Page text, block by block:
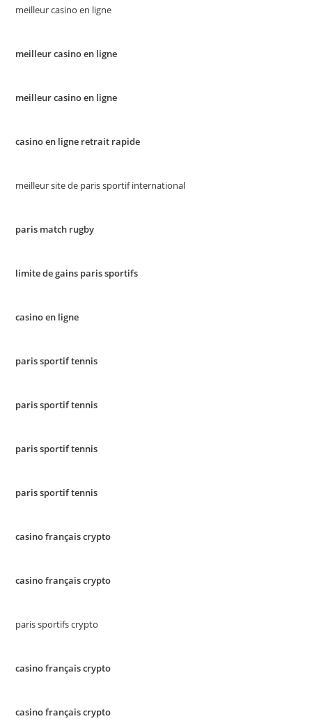
meilleur casino en ligne
meilleur casino en ligne
meilleur casino en ligne
casino en ligne retrait rapide
meilleur site de paris sportif international
paris match rugby
limite de gains paris sportifs
casino en ligne
paris sportif tennis
paris sportif tennis
paris sportif tennis
paris sportif tennis
casino français crypto
casino français crypto
paris sportifs crypto
casino français crypto
casino français crypto